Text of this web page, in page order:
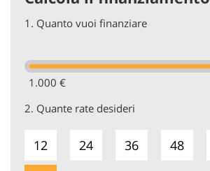
1. Quanto vuoi finanziare
1.000 €
2. Quante rate desideri
12 24 36 48